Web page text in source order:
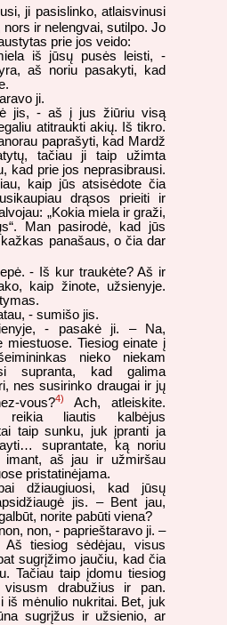
ji pasislinko, atlaisvinusi
ir nelengvai, sutilpo. Jo
prie jos veido:
iš jūsų pusės leisti, -
aš noriu pasakyti, kad
ji.
jis, - aš į jus žiūriu visą
atitraukti akių. Iš tikro.
paprašyti, kad Mardž
tačiau ji taip užimta
kad prie jos neprasibrausi.
kaip jūs atsisėdote čia
drąsos prieiti ir
„Kokia miela ir graži,
Man pasirodė, kad jūs
panašaus, o čia dar
- Iš kur traukėte? Aš ir
kaip žinote, užsienyje.
- sumišo jis.
- pasakė ji. – Na,
miestuose. Tiesiog einate į
nieko niekam
supranta, kad galima
nes susirinko draugai ir jų
vous?4)
Ach, atleiskite.
reikia liautis kalbėjus
taip sunku, juk įpranti ja
suprantate, ką noriu
imant, aš jau ir užmiršau
pristatinėjama.
džiaugiuosi, kad jūsų
jis. – Bent jau,
norite pabūti viena?
non, - paprieštaravo ji. –
tiesiog sėdėjau, visus
sugrįžimo jaučiu, kad čia
Tačiau taip įdomu tiesiog
visusm drabužius ir pan.
iš mėnulio nukritai. Bet, juk
sugrįžus ir užsienio, ar